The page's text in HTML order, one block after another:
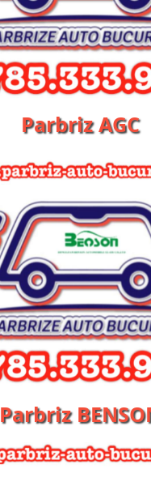
Parbriz AGC
Parbriz